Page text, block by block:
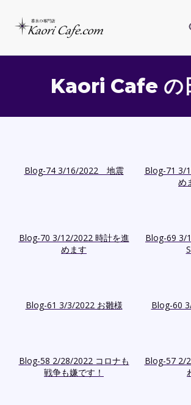
Kaori Cafe の
Blog-74 3/16/2022 地震
Blog-71 3/
め
Blog-70 3/12/2022 時計を進
めます
Blog-69 3/
Blog-61 3/3/2022 お雛様 Blog-60
Blog-58 2/28/2022 コロナも
戦争も嫌です！
Blog-57 2/